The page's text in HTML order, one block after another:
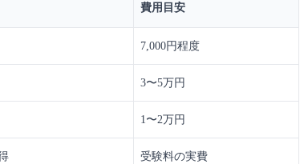
費用目安
7,000円程度
3〜5万円
1〜2万円
受験料の実費